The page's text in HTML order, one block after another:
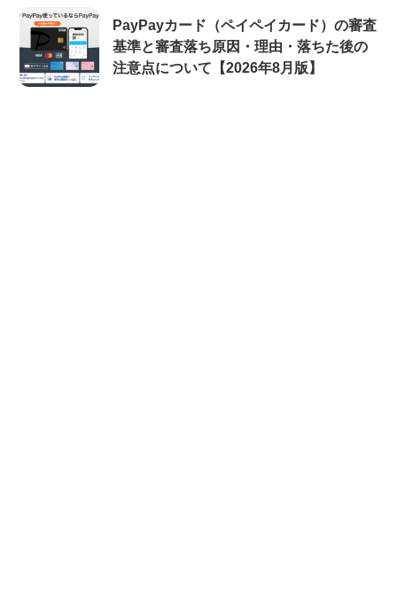
PayPayカード（ペイペイカード）の審査
基準と審査落ち原因・理由・落ちた後の
注意点について【2026年8月版】